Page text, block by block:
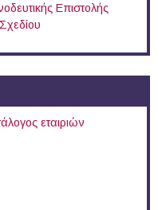
Επιστολής
εταιριών